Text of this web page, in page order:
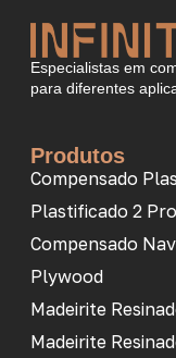
Especialistas em
para diferentes
Produtos
Compensado
Plastificado 2
Compensado
Plywood
Madeirite
Madeirite